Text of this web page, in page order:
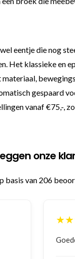
eentje die nog
Het klassieke
gespaard
vanaf €75,-,
onze
basis van 206